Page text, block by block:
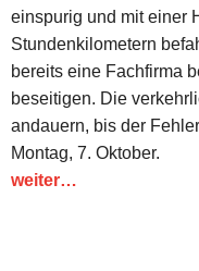
einspurig und mit einer
Stundenkilometern
bereits eine Fachfirma
beseitigen. Die
andauern, bis der
Montag, 7. Oktober.
weiter…